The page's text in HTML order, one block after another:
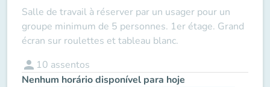
Salle de travail à réserver par un usager pour un
groupe minimum de 5 personnes. 1er étage. Grand
écran sur roulettes et tableau blanc.
person 10 assentos
Nenhum horário disponível para hoje